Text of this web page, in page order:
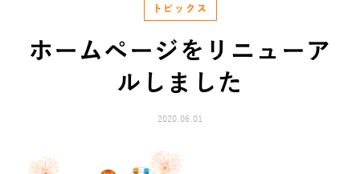
トピックス
ホームページをリニューア
ルしました
2020.06.01